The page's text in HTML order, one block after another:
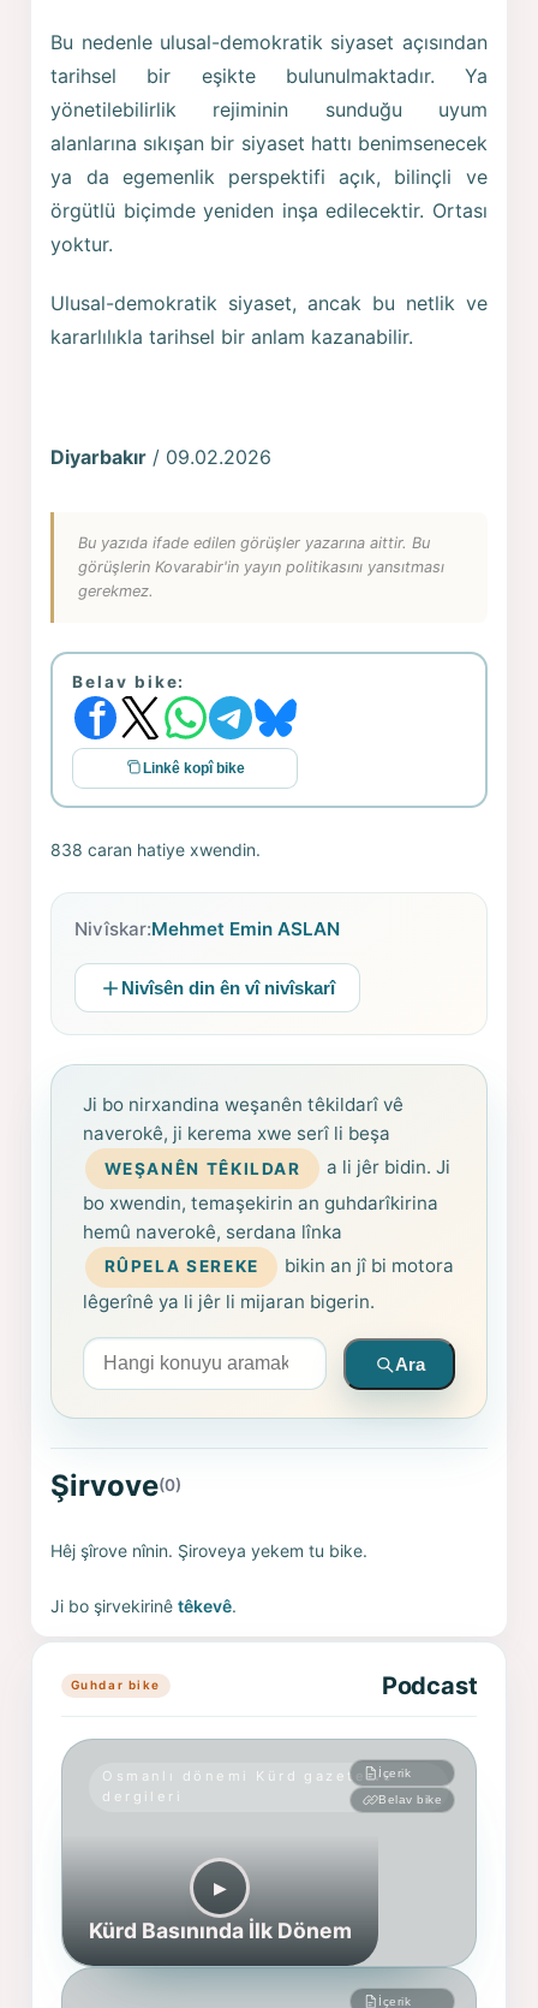
Bu nedenle ulusal-demokratik siyaset açısından
tarihsel bir eşikte bulunulmaktadır. Ya
yönetilebilirlik rejiminin sunduğu uyum
alanlarına sıkışan bir siyaset hattı benimsenecek
ya da egemenlik perspektifi açık, bilinçli ve
örgütlü biçimde yeniden inşa edilecektir. Ortası
yoktur.
Ulusal-demokratik siyaset, ancak bu netlik ve
kararlılıkla tarihsel bir anlam kazanabilir.
Diyarbakır / 09.02.2026
Bu yazıda ifade edilen görüşler yazarına aittir. Bu
görüşlerin Kovarabir'in yayın politikasını yansıtması
gerekmez.
Belav bike:
Linkê kopî bike
838 caran hatiye xwendin.
Nivîskar:Mehmet Emin ASLAN
Nivîsên din ên vî nivîskarî
Ji bo nirxandina weşanên têkildarî vê
naverokê, ji kerema xwe serî li beşa
WEŞANÊN TÊKILDAR
a li jêr bidin. Ji
bo xwendin, temaşekirin an guhdarîkirina
hemû naverokê, serdana lînka
RÛPELA SEREKE
bikin an jî bi motora
lêgerînê ya li jêr li mijaran bigerin.
Arama yapın
Ara
Şirvove(0)
Hêj şîrove nînin. Şiroveya yekem tu bike.
Ji bo şirvekirinêtêkevê.
Guhdar bike Podcast
Osmanlı dönemi Kürd gazete ve
dergileri
İçerik
Belav bike
▶︎
Kürd Basınında İlk Dönem
İçerik